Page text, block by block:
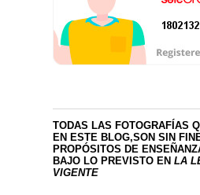
TODAS LAS FOTOGRAFÍAS
EN ESTE BLOG,SON SIN
PROPÓSITOS DE
BAJO LO PREVISTO EN LA
VIGENTE